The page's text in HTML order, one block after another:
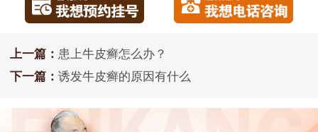
上一篇： 患上牛皮癣怎么办？
下一篇： 诱发牛皮癣的原因有什么